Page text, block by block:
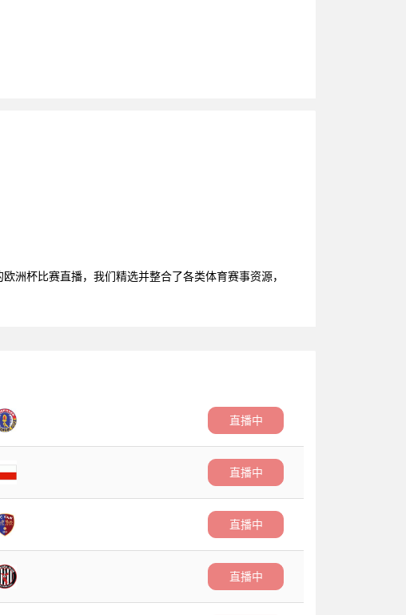
洲杯比赛直播，我们精选并整合了各类体育赛事资源，
直播中
直播中
直播中
直播中